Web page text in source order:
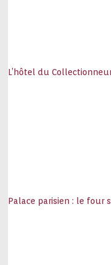
L’hôtel du
Palace parisien : le four